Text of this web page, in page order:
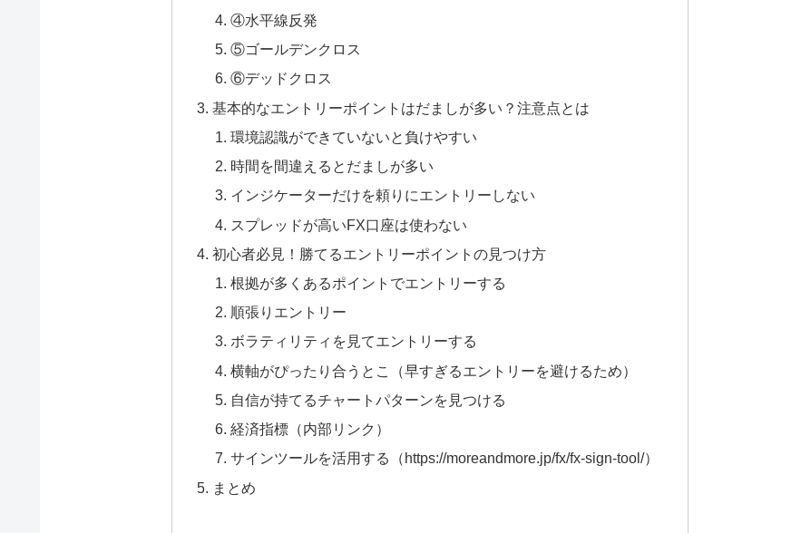
④水平線反発
⑤ゴールデンクロス
⑥デッドクロス
基本的なエントリーポイントはだましが多い？注意点とは
環境認識ができていないと負けやすい
時間を間違えるとだましが多い
インジケーターだけを頼りにエントリーしない
スプレッドが高いFX口座は使わない
初心者必見！勝てるエントリーポイントの見つけ方
根拠が多くあるポイントでエントリーする
順張りエントリー
ボラティリティを見てエントリーする
横軸がぴったり合うとこ（早すぎるエントリーを避けるため）
自信が持てるチャートパターンを見つける
経済指標（内部リンク）
サインツールを活用する（https://moreandmore.jp/fx/fx-sign-tool/）
まとめ